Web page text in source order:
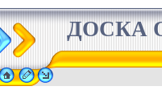
ДОСКА